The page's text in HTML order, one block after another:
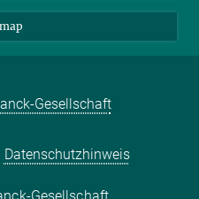
Gesellschaft
Datenschutzhinweis